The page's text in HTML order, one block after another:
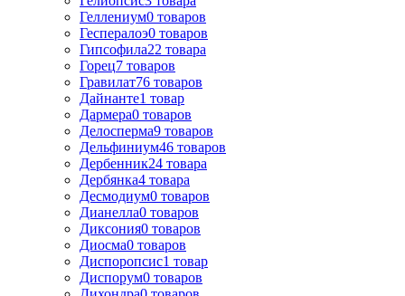
Геллениум0 товаров
Геспералоэ0 товаров
Гипсофила22 товара
Горец7 товаров
Гравилат76 товаров
Дайнанте1 товар
Дармера0 товаров
Делосперма9 товаров
Дельфиниум46 товаров
Дербенник24 товара
Дербянка4 товара
Десмодиум0 товаров
Дианелла0 товаров
Диксония0 товаров
Диосма0 товаров
Диспоропсис1 товар
Диспорум0 товаров